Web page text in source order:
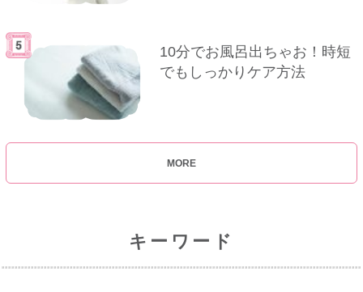
10分でお風呂出ちゃお！時短
でもしっかりケア方法
MORE
キーワード